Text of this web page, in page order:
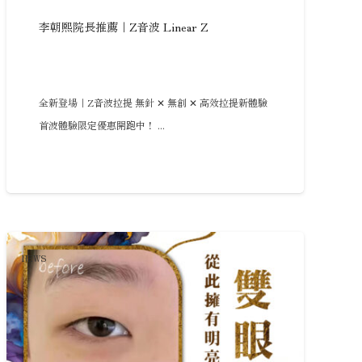
李朝熙院長推薦｜Z音波 Linear Z
全新登場｜Z音波拉提 無針 ✕ 無創 ✕ 高效拉提新體驗
首波體驗限定優惠開跑中！ ...
NEWS